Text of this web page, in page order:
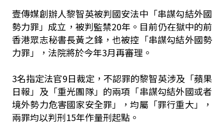
壹傳媒創辦人黎智英被判國安法中「串謀勾結外國
勢力罪」成立，被判監禁20年。目前仍在獄中的前
香港眾志秘書長黃之鋒，也被控「串謀勾結外國勢
力罪」，法院將於今年3月再審理。
3名指定法官9日裁定，不認罪的黎智英涉及「蘋果
日報」及「重光團隊」的兩項「串謀勾結外國或者
境外勢力危害國家安全罪」，均屬「罪行重大」，
兩罪均以判刑15年作量刑起點。